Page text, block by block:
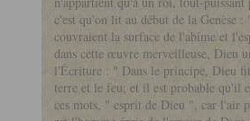
c'est qu'on lit au début de la Genèse
couvraient la surface de l'abîme et
dans cette œuvre merveilleuse, Dieu
l'Écriture : " Dans le principe, Dieu
terre et le feu; et il est probable qu'il
ces mots, " esprit de Dieu ", car l'air